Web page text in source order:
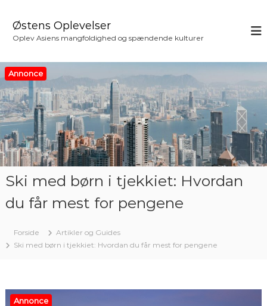
t
i
l
i
d
h
o
Østens Oplevelser
Oplev Asiens mangfoldighed og spændende kulturer
Annonce
Ski med børn i tjekkiet: Hvordan
du får mest for pengene
Forside
Artikler og Guides
Ski med børn i tjekkiet: Hvordan du får mest for pengene
Annonce